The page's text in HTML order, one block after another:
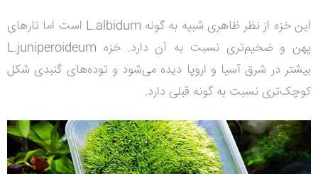
این خزه از نظر ظاهری شبیه به گونه L.albidum است اما تارهای
پهن و ضخیم‌تری نسبت به آن دارد. خزه L.juniperoideum
بیشتر در شرق آسیا و اروپا دیده می‌شود و توده‌های گنبدی شکل
کوچک‌تری نسبت به گونه قبلی دارد.